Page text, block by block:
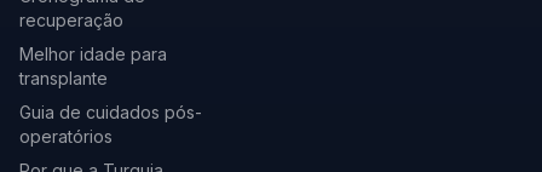
recuperação
Melhor idade para
transplante
Guia de cuidados pós-
operatórios